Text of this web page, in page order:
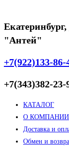
"Антей"
+7(922)133-86-
+7(343)382-23-
КАТАЛОГ
О КОМПАНИИ
Доставка и
Обмен и